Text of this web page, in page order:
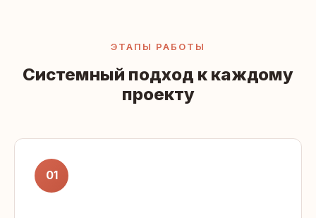
ЭТАПЫ РАБОТЫ
Системный подход к каждому
проекту
01